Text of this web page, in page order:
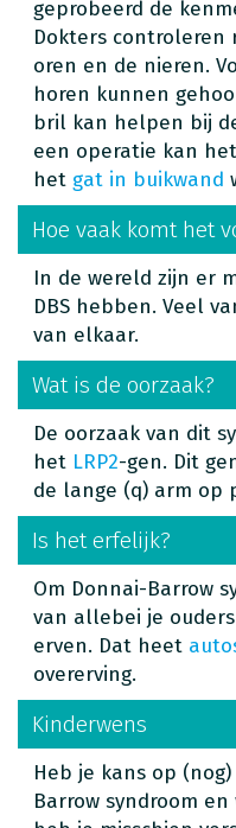
geprobeerd de
Dokters controleren
oren en de nieren.
horen kunnen
bril kan helpen bij
een operatie kan het
het gat in buikwand
Hoe vaak komt het
In de wereld zijn er
DBS hebben. Veel
van elkaar.
Wat is de oorzaak?
De oorzaak van dit
het LRP2-gen. Dit
de lange (q) arm op
Is het erfelijk?
Om Donnai-Barrow
van allebei je
erven. Dat heet
overerving.
Kinderwens
Heb je kans op
Barrow syndroom